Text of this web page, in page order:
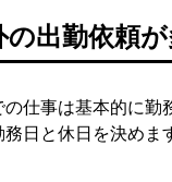
の出勤依頼
仕事は基本的に勤
日と休日を決めま